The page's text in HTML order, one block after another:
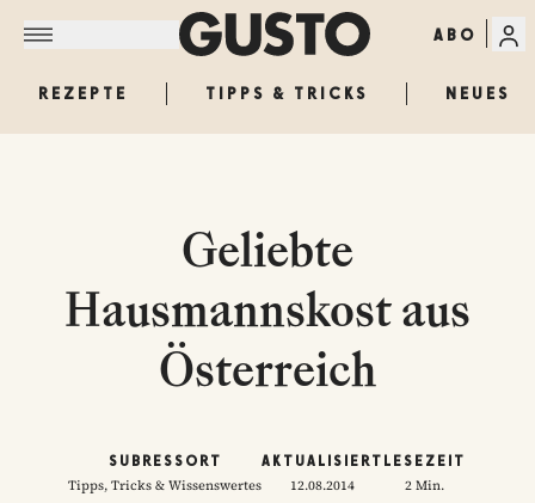
ABO
REZEPTE TIPPS & TRICKS NEUES
Geliebte
Hausmannskost aus
Österreich
SUBRESSORT
Tipps, Tricks & Wissenswertes
AKTUALISIERT
12.08.2014
LESEZEIT
2 Min.